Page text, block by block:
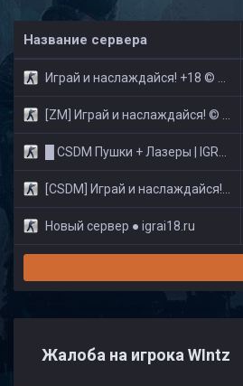
Название сервера
Играй и наслаждайся! +18 © Public
[ZM] Играй и наслаждайся! © Zombie Show
█ CSDM Пушки + Лазеры | IGRAI18.RU ツ █
[CSDM] Играй и наслаждайся! © Classic
Новый сервер ● igrai18.ru
Жалоба на игрока WIntz